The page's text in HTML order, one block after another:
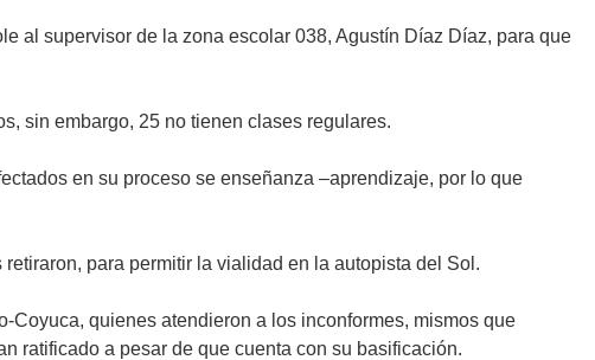
al supervisor de la zona escolar 038, Agustín Díaz Díaz, para que
sin embargo, 25 no tienen clases regulares.
en su proceso se enseñanza –aprendizaje, por lo que
para permitir la vialidad en la autopista del Sol.
quienes atendieron a los inconformes, mismos que
ratificado a pesar de que cuenta con su basificación.